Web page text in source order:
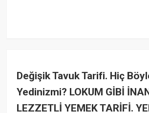
Değişik Tavuk Tarifi. Hiç
Yedinizmi? LOKUM GİBİ
LEZZETLİ YEMEK TARİFİ.